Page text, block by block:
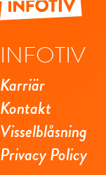
INFOTIV
Karriär
Kontakt
Visselblåsning
Privacy Policy